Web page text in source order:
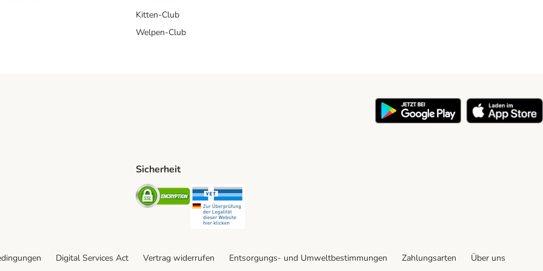
Kitten-Club
Welpen-Club
Post Shipping Method
Sicherheit
Security
Digital Services Act Vertrag widerrufen Entsorgungs- und Umweltbestimmungen Zahlungsarten
Über uns